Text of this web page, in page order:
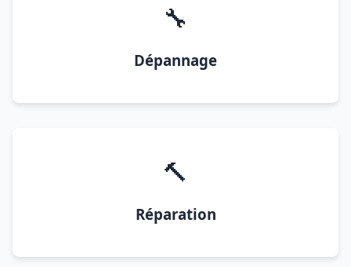
🔧
Dépannage
🔨
Réparation